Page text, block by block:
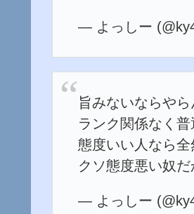
— よっしー
旨みないならや
ランク関係なく
態度いい人なら
クソ態度悪い奴
— よっしー